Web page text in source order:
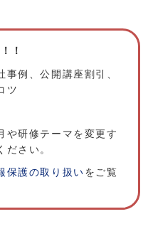
！
例、公開講座割引、
ツ
研修テーマを変更す
さい。
保護の取り扱いをご覧